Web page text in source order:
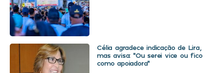
Célia agradece indicação de Lira,
mas avisa: “Ou serei vice ou fico
como apoiadora”